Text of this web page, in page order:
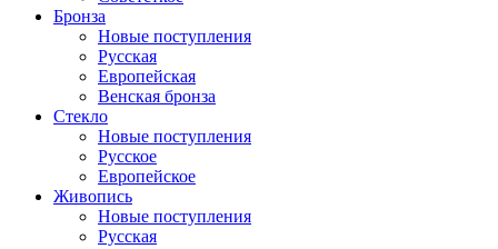
Бронза
Новые поступления
Русская
Европейская
Венская бронза
Стекло
Новые поступления
Русское
Европейское
Живопись
Новые поступления
Русская